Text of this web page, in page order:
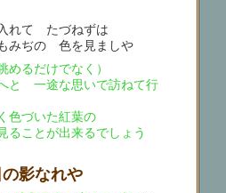
て たづねずは
の 色を見ましや
めるだけでなく）
一途な思いで訪ねて行
た紅葉の
とが出来るでしょう
影なれや